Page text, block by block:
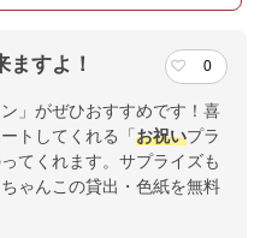
すよ！ 0
」がぜひおすすめです！喜
トしてくれる「 お祝いプラ
てくれます。サプライズも
ゃんこの貸出・色紙を無料